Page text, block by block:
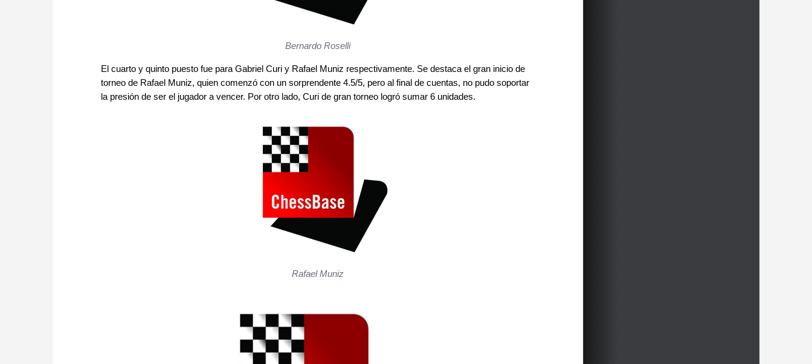
Bernardo Roselli
El cuarto y quinto puesto fue para Gabriel Curi y Rafael Muniz respectivamente. Se destaca el gran inicio de
torneo de Rafael Muniz, quien comenzó con un sorprendente 4.5/5, pero al final de cuentas, no pudo soportar
la presión de ser el jugador a vencer. Por otro lado, Curi de gran torneo logró sumar 6 unidades.
Rafael Muniz